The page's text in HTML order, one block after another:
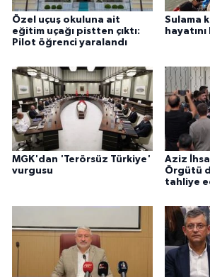
Özel uçuş okuluna ait
eğitim uçağı pistten çıktı:
Pilot öğrenci yaralandı
Sulama
MGK'dan 'Terörsüz Türkiye'
vurgusu
Aziz
Örgütü
tahliye